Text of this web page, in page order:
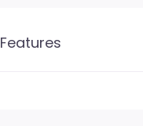
Features